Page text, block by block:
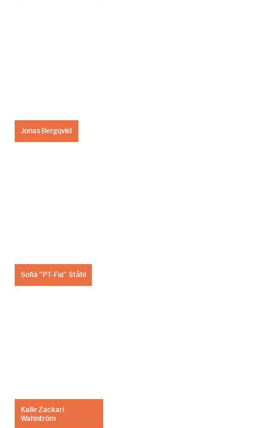
Jonas Bergqvist
Sofia ”PT-Fia” Ståhl
Kalle Zackari
Wahlström